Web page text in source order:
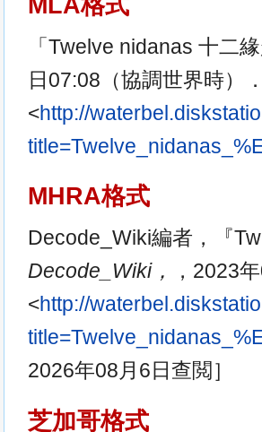
「Twelve nidanas 十二
日07:08（協調世界時）
<http://
MHRA格式
Decode_Wiki編者，『
Decode_Wiki，
，2023
<http://
2026年08月6日查閲］
芝加哥格式